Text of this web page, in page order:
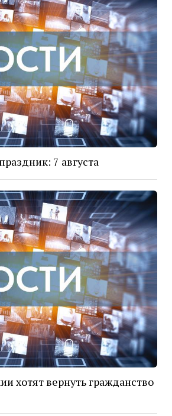
7 августа
хотят вернуть гражданство